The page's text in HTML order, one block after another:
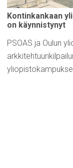
Kontinkankaan
on käynnistynyt
PSOAS ja Oulun